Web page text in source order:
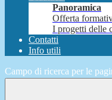
Panoramica
Offerta
I progetti delle
Contatti
Info utili
Campo di ricerca per le